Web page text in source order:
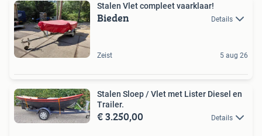
Stalen Vlet compleet vaarklaar!
Bieden Details
Zeist 5 aug 26
Stalen Sloep / Vlet met Lister Diesel en
Trailer.
€ 3.250,00 Details